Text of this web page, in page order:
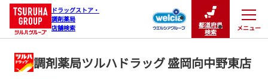
ドラッグストア・
調剤薬局
店舗検索
都道府県
検索
メニュー
閉じる
調剤薬局ツルハドラッグ 盛岡向中野東店